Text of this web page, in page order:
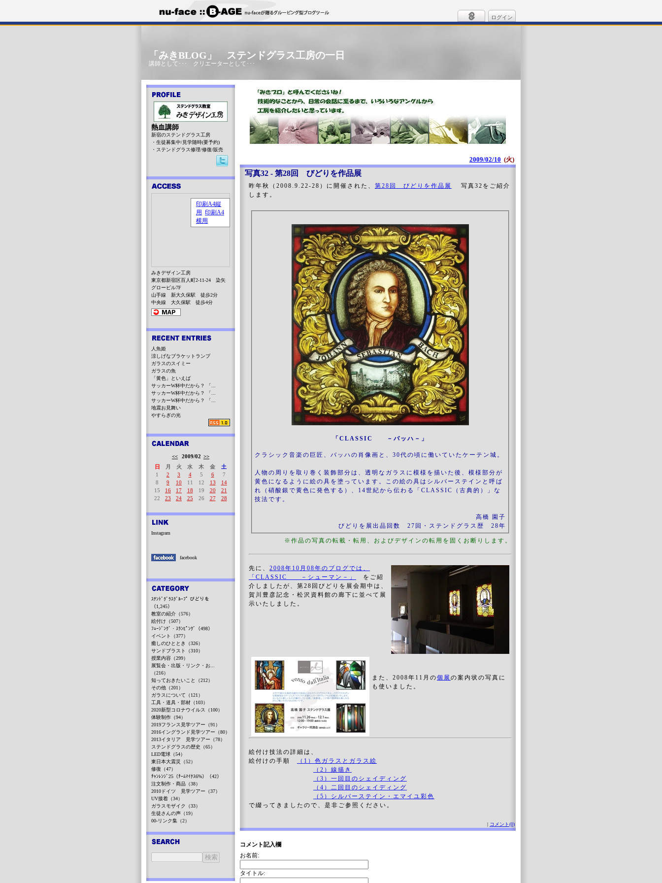
ログイン
「みきBLOG」 ステンドグラス工房の一日
講師として･･･ クリエーターとして･･･
2009/02/10 (火)
写真32 - 第28回 びどりを作品展
昨年秋（2008.9.22-28）に開催された、 第28回 びどりを作品展
写真32をご紹介
します。
「CLASSIC －バッハ－」
クラシック音楽の巨匠、バッハの肖像画と、30代の頃に働いていたケーテン城。
人物の周りを取り巻く装飾部分は、透明なガラスに模様を描いた後、模様部分が
黄色になるように絵の具を塗っています。この絵の具はシルバーステインと呼ば
れ（硝酸銀で黄色に発色する）、14世紀から伝わる「CLASSIC（古典的）」な
技法です。
高橋 園子
びどりを展出品回数 27回・ステンドグラス歴 28年
※作品の写真の転載・転用、およびデザインの転用を固くお断りします。
先に、 2008年10月08年のブログでは、
「CLASSIC －シューマン－」
をご紹
介しましたが、第28回びどりを展会期中は、
賀川豊彦記念・松沢資料館の廊下に並べて展
示いたしました。
また、2008年11月の個展 の案内状の写真に
も使いました。
絵付け技法の詳細は、
絵付けの手順
（1）色ガラスとガラス絵
（2）線描き
（3）一回目のシェイディング
（4）二回目のシェイディング
（5）シルバーステイン・エマイユ彩色
で綴ってきましたので、是非ご参照ください。
| コメント(0)
コメント記入欄
お名前:
タイトル:
熱血講師
新宿のステンドグラス工房
・生徒募集中/見学随時(要予約)
・ステンドグラス修理/修復/販売
みきデザイン工房
東京都新宿区百人町2-11-24 染矢
グロービル7F
山手線 新大久保駅 徒歩2分
中央線 大久保駅 徒歩4分
人魚姫
涼しげなブラケットランプ
ガラスのスイミー
ガラスの魚
「黄色」といえば
サッカーW杯中だから？ 「...
サッカーW杯中だから？ 「...
サッカーW杯中だから？ 「...
地震お見舞い
やすらぎの光
<< 2009/02 >>
日
月 火 水 木 金
土
1
2 3 4 5 6
7
8
9 10 11 12 13
14
15
16 17 18 19 20
21
22
23 24 25 26 27 28
Instagram
facebook
ｽﾃﾝﾄﾞｸﾞﾗｽｸﾞﾙｰﾌﾟ びどりを
（1,245）
教室の紹介（576）
絵付け（507）
ﾌｭｰｼﾞﾝｸﾞ・ｽﾗﾝﾋﾟﾝｸﾞ（498）
イベント（377）
癒しのひととき（326）
サンドブラスト（310）
授業内容（299）
展覧会・出版・リンク・お...
（216）
知っておきたいこと（212）
その他（201）
ガラスについて（121）
工具・道具・部材（103）
2020新型コロナウイルス（100）
体験制作（94）
2019フランス見学ツアー（91）
2016イングランド見学ツアー（80）
2013イタリア 見学ツアー（78）
ステンドグラスの歴史（65）
LED電球（54）
東日本大震災（52）
修復（47）
ﾁｬﾝﾚﾝｼﾞ25（ﾁｰﾑﾏｲﾅｽ6%）（42）
注文制作・商品（38）
2010ドイツ 見学ツアー（37）
UV接着（34）
ガラスモザイク（33）
生徒さんの声（19）
00-リンク集（2）